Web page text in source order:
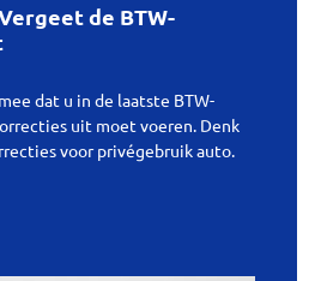
de BTW-
dat u in de laatste BTW-
uit moet voeren. Denk
voor privégebruik auto.